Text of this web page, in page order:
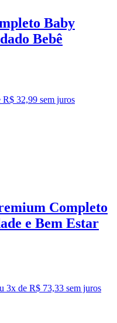
Baby
Bebê
R$ 32,99 sem juros
Completo
e Bem Estar
3x de R$ 73,33 sem juros